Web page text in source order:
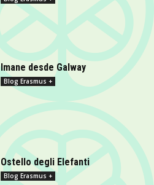
Imane desde Galway
Blog Erasmus +
Ostello degli Elefanti
Blog Erasmus +